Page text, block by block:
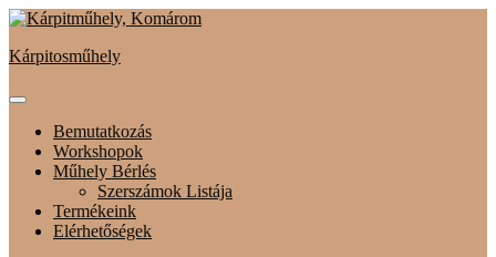
Skip
content
Kárpitosműhely
Open
ButtonBemutatkozás
Workshopok
Műhely Bérlés
Szerszámok Listája
Termékeink
Elérhetőségek